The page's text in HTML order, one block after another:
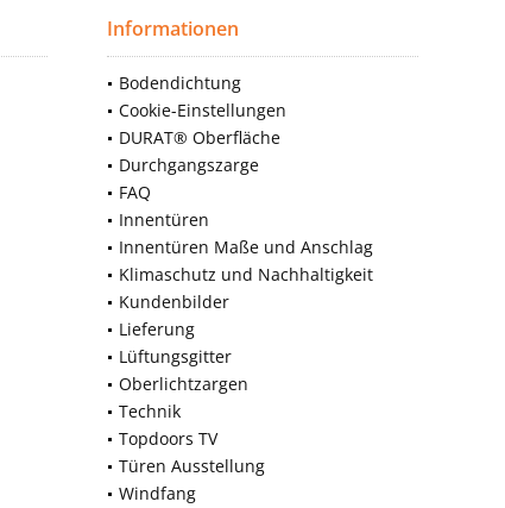
Informationen
Bodendichtung
Cookie-Einstellungen
DURAT® Oberfläche
Durchgangszarge
FAQ
Innentüren
Innentüren Maße und Anschlag
Klimaschutz und Nachhaltigkeit
Kundenbilder
Lieferung
Lüftungsgitter
Oberlichtzargen
Technik
Topdoors TV
Türen Ausstellung
Windfang